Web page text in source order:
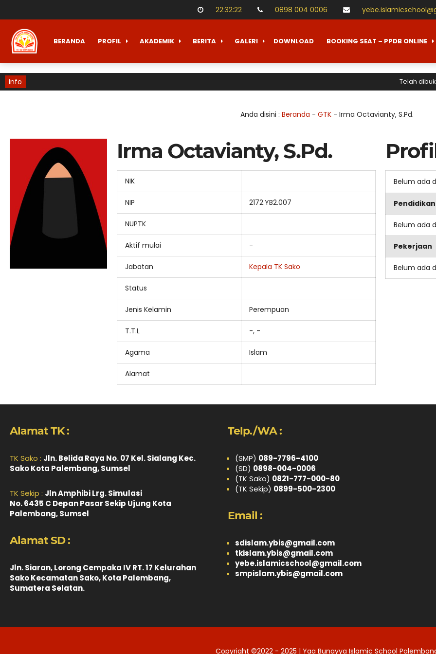
22:32:22 0898 004 0006
BERANDA PROFIL AKADEMIK BERITA GALERI DOWNLOAD BOOKING SEAT – PPDB ONLINE
Info Telah
Anda disini : Beranda - GTK - Irma Octavianty, S.Pd.
Irma Octavianty, S.Pd.
NIK
NIP 2172.YB2.007
NUPTK
Aktif mulai -
Jabatan Kepala TK Sako
Status
Jenis Kelamin Perempuan
T.T.L -, -
Agama Islam
Alamat
Belum ada
Pendidikan
Belum ada
Pekerjaan
Belum ada
Alamat TK :
TK Sako : Jln. Belida Raya No. 07 Kel. Sialang Kec.
Sako Kota Palembang, Sumsel
TK Sekip : Jln Amphibi Lrg. Simulasi
No. 6435 C Depan Pasar Sekip Ujung Kota
Palembang, Sumsel
Alamat SD :
Jln. Siaran, Lorong Cempaka IV RT. 17 Kelurahan
Sako Kecamatan Sako, Kota Palembang,
Sumatera Selatan.
Telp./WA :
(SMP) 089-7796-4100
(SD) 0898-004-0006
(TK Sako) 0821-777-000-80
(TK Sekip) 0899-500-2300
Email :
sdislam.ybis@gmail.com
tkislam.ybis@gmail.com
yebe.islamicschool@gmail.com
smpislam.ybis@gmail.com
Copyright ©2022 - 2025 | Yaa Bunayya Islamic School